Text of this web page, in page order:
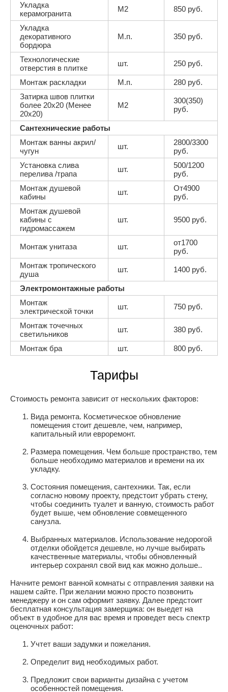
Укладка
керамогранита
М2 850 руб.
Укладка
декоративного
бордюра
М.п. 350 руб.
Технологические
отверстия в плитке
шт. 250 руб.
Монтаж раскладки М.п.
280 руб.
Затирка швов плитки
более 20х20 (Менее
20х20)
М2
300(350)
руб.
Сантехнические работы
Монтаж ванны акрил/
чугун
шт.
2800/3300
руб.
Установка слива
перелива /трапа
шт.
500/1200
руб.
Монтаж душевой
кабины
шт.
От4900
руб.
Монтаж душевой
кабины с
гидромассажем
шт. 9500 руб.
Монтаж унитаза шт.
от1700
руб.
Монтаж тропического
душа
шт. 1400 руб.
Электромонтажные работы
Монтаж
электрической точки
шт. 750 руб.
Монтаж точечных
светильников
шт. 380 руб.
Монтаж бра шт. 800 руб.
Тарифы
Стоимость ремонта зависит от нескольких факторов:
Вида ремонта. Косметическое обновление
помещения стоит дешевле, чем, например,
капитальный или евроремонт.
Размера помещения. Чем больше пространство, тем
больше необходимо материалов и времени на их
укладку.
Состояния помещения, сантехники. Так, если
согласно новому проекту, предстоит убрать стену,
чтобы соединить туалет и ванную, стоимость работ
будет выше, чем обновление совмещенного
санузла.
Выбранных материалов. Использование недорогой
отделки обойдется дешевле, но лучше выбирать
качественные материалы, чтобы обновленный
интерьер сохранял свой вид как можно дольше..
Начните ремонт ванной комнаты с отправления заявки на
нашем сайте. При желании можно просто позвонить
менеджеру и он сам оформит заявку. Далее предстоит
бесплатная консультация замерщика: он выедет на
объект в удобное для вас время и проведет весь спектр
оценочных работ:
Учтет ваши задумки и пожелания.
Определит вид необходимых работ.
Предложит свои варианты дизайна с учетом
особенностей помещения.